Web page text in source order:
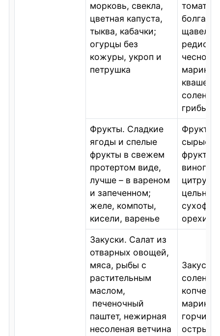
морковь, свекла,
цветная капуста,
тыква, кабачки;
огурцы без
кожуры, укроп и
петрушка
томаты,
щавель,
редис,
чеснок,
грибы
Фрукты. Сладкие
ягоды и спелые
фрукты в свежем
протертом виде,
лучше – в вареном
и запеченном;
желе, компоты,
кисели, варенье
Фрукты.
сырые
фрукты
цельные
орехи
Закуски. Салат из
отварных овощей,
мяса, рыбы с
растительным
маслом,
печеночный
паштет, нежирная
несоленая ветчина
соленые,
острые